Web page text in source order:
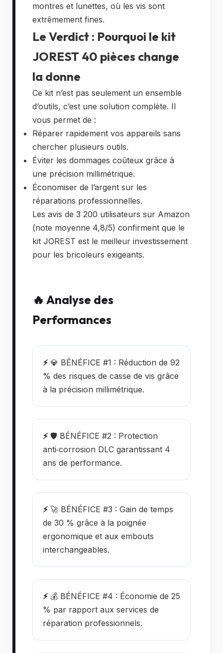
montres et lunettes, où les vis sont
extrêmement fines.
Le Verdict : Pourquoi le kit
JOREST 40 pièces change
la donne
Ce kit n’est pas seulement un ensemble
d’outils, c’est une solution complète. Il
vous permet de :
Réparer rapidement vos appareils sans
chercher plusieurs outils.
Éviter les dommages coûteux grâce à
une précision millimétrique.
Économiser de l’argent sur les
réparations professionnelles.
Les avis de 3 200 utilisateurs sur Amazon
(note moyenne 4,8/5) confirment que le
kit JOREST est le meilleur investissement
pour les bricoleurs exigeants.
🔥 Analyse des
Performances
⚡💎 BÉNÉFICE #1 : Réduction de 92
% des risques de casse de vis grâce
à la précision millimétrique.
⚡🛡️ BÉNÉFICE #2 : Protection
anti‑corrosion DLC garantissant 4
ans de performance.
⚡🚀 BÉNÉFICE #3 : Gain de temps
de 30 % grâce à la poignée
ergonomique et aux embouts
interchangeables.
⚡💰 BÉNÉFICE #4 : Économie de 25
% par rapport aux services de
réparation professionnels.